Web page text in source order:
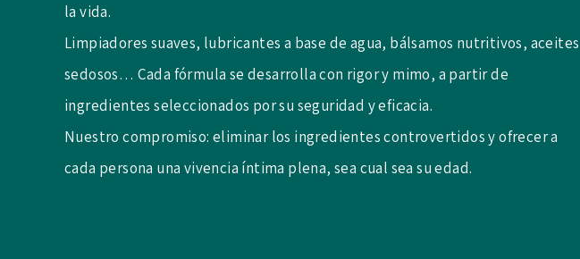
la vida.
Limpiadores suaves, lubricantes a base de agua, bálsamos nutritivos, aceites
sedosos… Cada fórmula se desarrolla con rigor y mimo, a partir de
ingredientes seleccionados por su seguridad y eficacia.
Nuestro compromiso: eliminar los ingredientes controvertidos y ofrecer a
cada persona una vivencia íntima plena, sea cual sea su edad.